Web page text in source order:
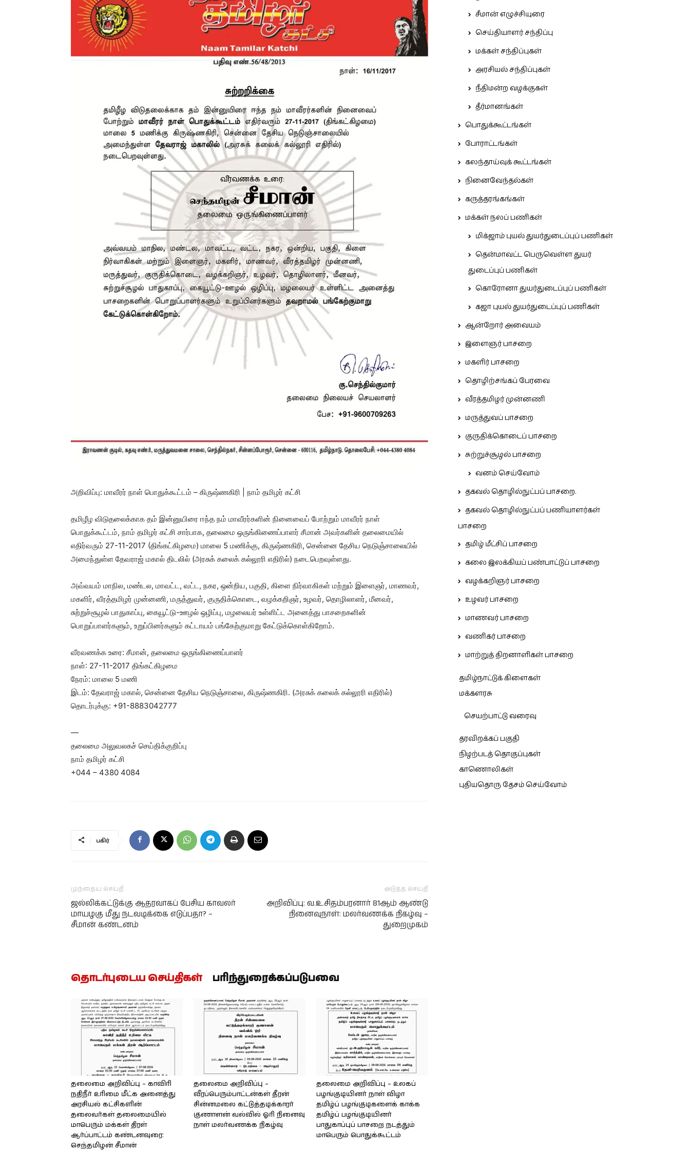
அறிவிப்பு: மாவீரர் நாள் பொதுக்கூட்டம் – கிருஷ்ணகிரி | நாம் தமிழர் கட்சி
தமிழீழ விடுதலைக்காக தம் இன்னுயிரை ஈந்த நம் மாவீரர்களின் நினைவைப் போற்றும் மாவீரர் நாள்
பொதுக்கூட்டம், நாம் தமிழர் கட்சி சார்பாக, தலைமை ஒருங்கிணைப்பாளர் சீமான் அவர்களின் தலைமையில்
எதிர்வரும் 27-11-2017 (திங்கட்கிழமை) மாலை 5 மணிக்கு, கிருஷ்ணகிரி, சென்னை தேசிய நெடுஞ்சாலையில்
அமைந்துள்ள தேவராஜ் மகால் திடலில் (அரசுக் கலைக் கல்லூரி எதிரில்) நடைபெறவுள்ளது.
அவ்வயம் மாநில, மண்டல, மாவட்ட, வட்ட, நகர, ஒன்றிய, பகுதி, கிளை நிர்வாகிகள் மற்றும் இளைஞர், மாணவர்,
மகளிர், வீரத்தமிழர் முன்னணி, மருத்துவர், குருதிக்கொடை, வழக்கறிஞர், உழவர், தொழிலாளர், மீனவர்,
சுற்றுச்சூழல் பாதுகாப்பு, கையூட்டு-ஊழல் ஒழிப்பு, மழலையர் உள்ளிட்ட அனைத்து பாசறைகளின்
பொறுப்பாளர்களும், உறுப்பினர்களும் கட்டாயம் பங்கேற்குமாறு கேட்டுக்கொள்கிறோம்.
வீரவணக்க உரை: சீமான், தலைமை ஒருங்கிணைப்பாளர்
நாள்: 27-11-2017 திங்கட்கிழமை
நேரம்: மாலை 5 மணி
இடம்: தேவராஜ் மகால், சென்னை தேசிய நெடுஞ்சாலை, கிருஷ்ணகிரி. (அரசுக் கலைக் கல்லூரி எதிரில்)
தொடர்புக்கு: +91-8883042777
—
தலைமை அலுவலகச் செய்திக்குறிப்பு
நாம் தமிழர் கட்சி
+044 – 4380 4084
பகிர்
முந்தைய செய்தி
ஜல்லிக்கட்டுக்கு ஆதரவாகப் பேசிய காவலர்
மாயழகு மீது நடவடிக்கை எடுப்பதா? –
சீமான் கண்டனம்
அடுத்த செய்தி
அறிவிப்பு: வ.உ.சிதம்பரனார் 81ஆம் ஆண்டு
நினைவுநாள்: மலர்வணக்க நிகழ்வு –
துறைமுகம்
தொடர்புடைய செய்திகள் பரிந்துரைக்கப்படுபவை
தலைமை அறிவிப்பு – காவிரி
நதிநீர் உரிமை மீட்க அனைத்து
அரசியல் கட்சிகளின்
தலைவர்கள் தலைமையில்
மாபெரும் மக்கள் திரள்
ஆர்ப்பாட்டம் கண்டனவுரை:
செந்தமிழன் சீமான்
தலைமை அறிவிப்பு –
வீரப்பெரும்பாட்டன்கள் தீரன்
சின்னமலை கட்டுத்தடிக்காரர்
குணாளன் வல்வில் ஓரி நினைவு
நாள் மலர்வணக்க நிகழ்வு
தலைமை அறிவிப்பு – உலகப்
பழங்குடியினர் நாள் விழா
தமிழ்ப் பழங்குடிகளைக் காக்க
தமிழ்ப் பழங்குடியினர்
பாதுகாப்புப் பாசறை நடத்தும்
மாபெரும் பொதுக்கூட்டம்
சீமான் எழுச்சியுரை
செய்தியாளர் சந்திப்பு
மக்கள் சந்திப்புகள்
அரசியல் சந்திப்புகள்
நீதிமன்ற வழக்குகள்
தீர்மானங்கள்
பொதுக்கூட்டங்கள்
போராட்டங்கள்
கலந்தாய்வுக் கூட்டங்கள்
நினைவேந்தல்கள்
கருத்தரங்கங்கள்
மக்கள் நலப் பணிகள்
மிக்ஜாம் புயல் துயர்துடைப்புப் பணிகள்
தென்மாவட்ட பெருவெள்ள துயர்
துடைப்புப் பணிகள்
கொரோனா துயர்துடைப்புப் பணிகள்
கஜா புயல் துயர்துடைப்புப் பணிகள்
ஆன்றோர் அவையம்
இளைஞர் பாசறை
மகளிர் பாசறை
தொழிற்சங்கப் பேரவை
வீரத்தமிழர் முன்னணி
மருத்துவப் பாசறை
குருதிக்கொடைப் பாசறை
சுற்றுச்சூழல் பாசறை
வனம் செய்வோம்
தகவல் தொழில்நுட்பப் பாசறை.
தகவல் தொழில்நுட்பப் பணியாளர்கள்
பாசறை
தமிழ் மீட்சிப் பாசறை
கலை இலக்கியப் பண்பாட்டுப் பாசறை
வழக்கறிஞர் பாசறை
உழவர் பாசறை
மாணவர் பாசறை
வணிகர் பாசறை
மாற்றுத் திறனாளிகள் பாசறை
தமிழ்நாட்டுக் கிளைகள்
மக்களரசு
செயற்பாட்டு வரைவு
தரவிறக்கப் பகுதி
நிழற்படத் தொகுப்புகள்
காணொலிகள்
புதியதொரு தேசம் செய்வோம்